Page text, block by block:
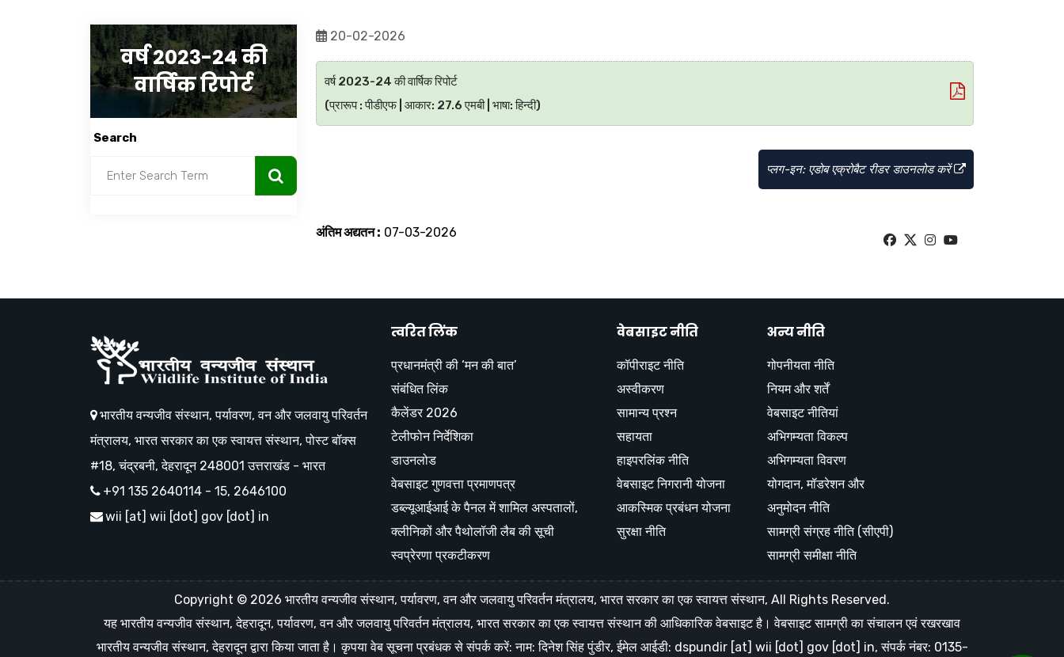
वर्ष 2023-24 की
वार्षिक रिपोर्ट
Search
20-02-2026
वर्ष 2023-24 की वार्षिक रिपोर्ट
(प्रारूप : पीडीएफ | आकार: 27.6 एमबी | भाषा: हिन्दी)
प्लग-इन: एडोब एक्रोबैट रीडर डाउनलोड करें
अंतिम अद्यतन : 07-03-2026
भारतीय वन्यजीव संस्थान, पर्यावरण, वन और जलवायु परिवर्तन
मंत्रालय, भारत सरकार का एक स्वायत्त संस्थान, पोस्ट बॉक्स
#18, चंद्रबनी, देहरादून 248001 उत्तराखंड - भारत
+91 135 2640114 - 15, 2646100
wii [at] wii [dot] gov [dot] in
त्वरित लिंक
प्रधानमंत्री की ‘मन की बात’
संबंधित लिंक
कैलेंडर 2026
टेलीफोन निर्देशिका
डाउनलोड
वेबसाइट गुणवत्ता प्रमाणपत्र
डब्ल्यूआईआई के पैनल में शामिल अस्पतालों,
क्लीनिकों और पैथोलॉजी लैब की सूची
स्वप्रेरणा प्रकटीकरण
वेबसाइट नीति
कॉपीराइट नीति
अस्वीकरण
सामान्य प्रश्न
सहायता
हाइपरलिंक नीति
वेबसाइट निगरानी योजना
आकस्मिक प्रबंधन योजना
सुरक्षा नीति
अन्य नीति
गोपनीयता नीति
नियम और शर्तें
वेबसाइट नीतियां
अभिगम्यता विकल्प
अभिगम्यता विवरण
योगदान, मॉडरेशन और
अनुमोदन नीति
सामग्री संग्रह नीति (सीएपी)
सामग्री समीक्षा नीति
Copyright © 2026 भारतीय वन्यजीव संस्थान, पर्यावरण, वन और जलवायु परिवर्तन मंत्रालय, भारत सरकार का एक स्वायत्त संस्थान, All Rights Reserved.
यह भारतीय वन्यजीव संस्थान, देहरादून, पर्यावरण, वन और जलवायु परिवर्तन मंत्रालय, भारत सरकार का एक स्वायत्त संस्थान की आधिकारिक वेबसाइट है। वेबसाइट सामग्री का संचालन एवं रखरखाव
भारतीय वन्यजीव संस्थान, देहरादून द्वारा किया जाता है। कृपया वेब सूचना प्रबंधक से संपर्क करें: नाम: दिनेश सिंह पुंडीर, ईमेल आईडी: dspundir [at] wii [dot] gov [dot] in, संपर्क नंबर: 0135-